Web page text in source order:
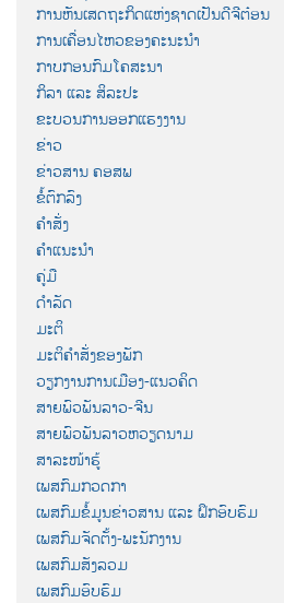
ການຫັນເສດຖະກິດແຫ່ງຊາດເປັນດີຈີຕ໋ອນ
ການເຄື່ອນໄຫວຂອງຄະນະນຳ
ກາບກອນກົມໂຄສະນາ
ກິລາ ແລະ ສິລະປະ
ຂະບວນການອອກແຮງງານ
ຂ່າວ
ຂ່າວສານ ຄອສພ
ຂໍ້ຕົກລົງ
ຄຳສັ່ງ
ຄຳແນະນຳ
ຄູ່ມື
ດຳລັດ
ມະຕິ
ມະຕິຄຳສັ່ງຂອງພັກ
ວຽກງານການເມືອງ-ແນວຄິດ
ສາຍພົວພັນລາວ-ຈີນ
ສາຍພົວພັນລາວຫວຽດນາມ
ສາລະໜ້າຮູ້
ເພສກົມກວດກາ
ເພສກົມຂໍ້ມູນຂ່າວສານ ແລະ ຝຶກອົບຮົມ
ເພສກົມຈັດຕັ້ງ-ພະນັກງານ
ເພສກົມສັງລວມ
ເພສກົມອົບຮົມ